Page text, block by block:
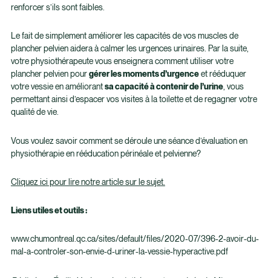
renforcer s’ils sont faibles.
Le fait de simplement améliorer les capacités de vos muscles de
plancher pelvien aidera à calmer les urgences urinaires. Par la suite,
votre physiothérapeute vous enseignera comment utiliser votre
plancher pelvien pour gérer les moments d’urgenceet rééduquer
votre vessie en améliorant sa capacité à contenir de l’urine, vous
permettant ainsi d’espacer vos visites à la toilette et de regagner votre
qualité de vie.
Vous voulez savoir comment se déroule une séance d’évaluation en
physiothérapie en rééducation périnéale et pelvienne?
Cliquez ici pour lire notre article sur le sujet.
Liens utiles et outils :
www.chumontreal.qc.ca/sites/default/files/2020-07/396-2-avoir-du-
mal-a-controler-son-envie-d-uriner-la-vessie-hyperactive.pdf